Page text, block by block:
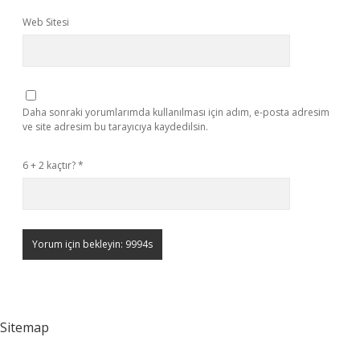
Web Sitesi
Daha sonraki yorumlarımda kullanılması için adım, e-posta adresim
ve site adresim bu tarayıcıya kaydedilsin.
6 + 2 kaçtır?*
Sitemap